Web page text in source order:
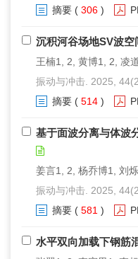
摘要 ( 306 )
沉积河谷场地SV波
王楠1, 2, 黄博1, 2, 凌
振动与冲击. 2025,
摘要 ( 514 )
基于面波分离与体波
姜言1, 2, 杨乔博1, 刘
振动与冲击. 2025,
摘要 ( 581 )
水平双向加载下钢筋